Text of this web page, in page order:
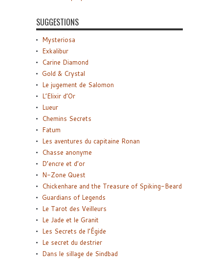
SUGGESTIONS
Mysteriosa
Exkalibur
Carine Diamond
Gold & Crystal
Le jugement de Salomon
L’Elixir d’Or
Lueur
Chemins Secrets
Fatum
Les aventures du capitaine Ronan
Chasse anonyme
D’encre et d’or
N-Zone Quest
Chickenhare and the Treasure of Spiking-Beard
Guardians of Legends
Le Tarot des Veilleurs
Le Jade et le Granit
Les Secrets de l’Égide
Le secret du destrier
Dans le sillage de Sindbad